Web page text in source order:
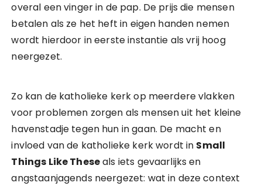
overal een vinger in de pap. De prijs die mensen
betalen als ze het heft in eigen handen nemen
wordt hierdoor in eerste instantie als vrij hoog
neergezet.
Zo kan de katholieke kerk op meerdere vlakken
voor problemen zorgen als mensen uit het kleine
havenstadje tegen hun in gaan. De macht en
invloed van de katholieke kerk wordt in Small
Things Like Theseals iets gevaarlijks en
angstaanjagends neergezet: wat in deze context